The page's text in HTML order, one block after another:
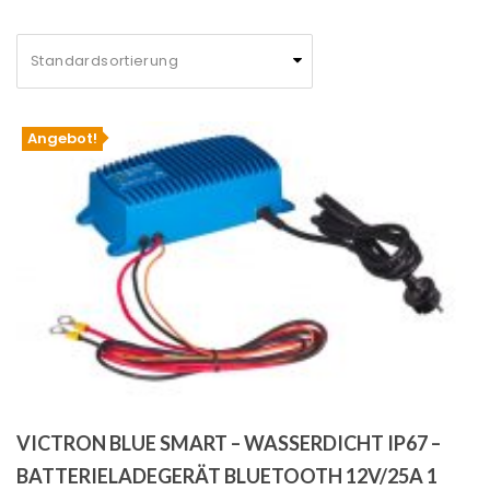
Angebot!
VICTRON BLUE SMART – WASSERDICHT IP67 –
BATTERIELADEGERÄT BLUETOOTH 12V/25A 1